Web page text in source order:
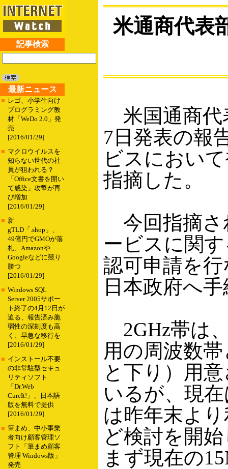
記事検索
最新ニュース
■ レゴ、小学生向け
プログラミング教
材「WeDo 2.0」発
売
[2016/01/29]
■ マクロウイルスを
知らない世代の社
員が狙われる？
「Office文書を開い
て感染」攻撃が再
び増加
[2016/01/29]
■ 新
gTLD「.shop」、
49億円でGMOが落
札、Amazonや
Googleなどに競り
勝つ
[2016/01/29]
■ Windows SQL
Server 2005サポー
ト終了の4月12日が
迫る、報告済み脆
弱性の深刻度も高
く、早急な移行を
[2016/01/29]
■ インストール不要
の非常駐型セキュ
リティソフト
「Dr.Web
CureIt!」、日本語
版を無料で提供
[2016/01/29]
■ 筆まめ、中小事業
者向け顧客管理ソ
フト「筆まめ顧客
管理 Windows版」
発売
米通商代表
米国通商代
7日発表の報
ビスにおい
指摘した。
今回指摘さ
ービスに関
認可申請を
日本政府へ
2GHz帯は
用の周波数
と下り）用
いるが、現
は昨年末よ
ど検討を開
まず現在の